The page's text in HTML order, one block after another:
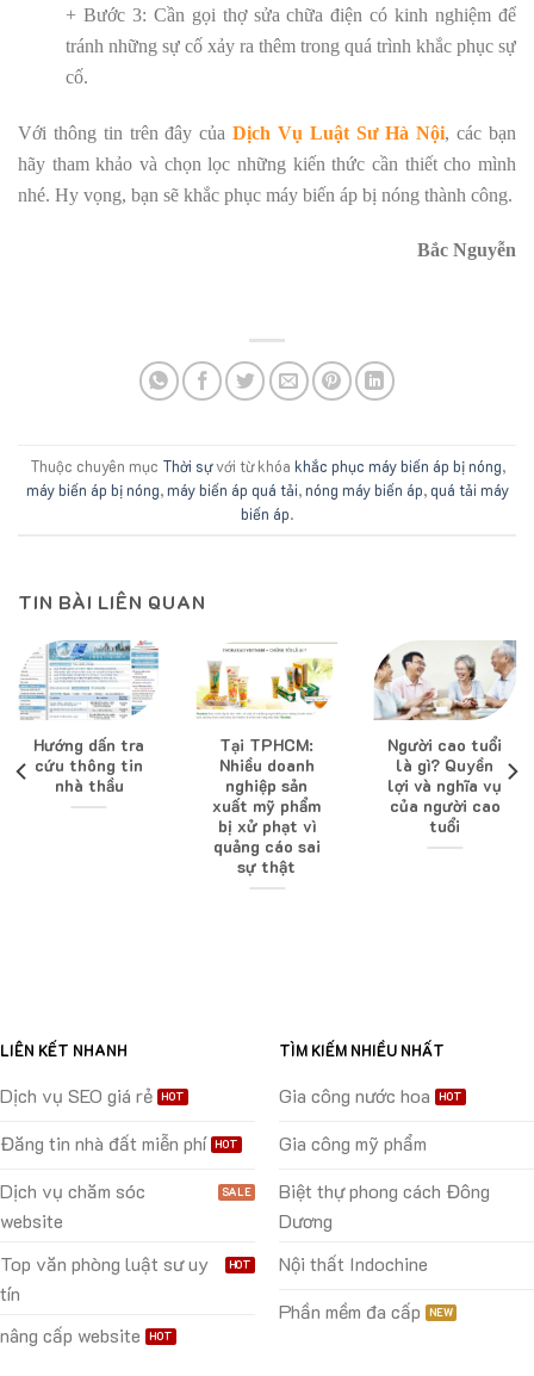
+ Bước 3: Cần gọi thợ sửa chữa điện có kinh nghiệm để
tránh những sự cố xảy ra thêm trong quá trình khắc phục sự
cố.
Với thông tin trên đây củaDịch Vụ Luật Sư Hà Nội, các bạn
hãy tham khảo và chọn lọc những kiến thức cần thiết cho mình
nhé. Hy vọng, bạn sẽ khắc phục máy biến áp bị nóng thành công.
Bắc Nguyễn
Thuộc chuyên mục Thời sựvới từ khóa khắc phục máy biến áp bị nóng,
máy biến áp bị nóng,máy biến áp quá tải,nóng máy biến áp,quá tải máy
biến áp.
TIN BÀI LIÊN QUAN
Hướng dấn tra
cứu thông tin
nhà thầu
Tại TPHCM:
Nhiều doanh
nghiệp sản
xuất mỹ phẩm
bị xử phạt vì
quảng cáo sai
sự thật
Người cao tuổi
là gì? Quyền
lợi và nghĩa vụ
của người cao
tuổi
LIÊN KẾT NHANH
Dịch vụ SEO giá rẻ
Đăng tin nhà đất miễn phí
Dịch vụ chăm sóc
website
Top văn phòng luật sư uy
tín
nâng cấp website
TÌM KIẾM NHIỀU NHẤT
Gia công nước hoa
Gia công mỹ phẩm
Biệt thự phong cách Đông
Dương
Nội thất Indochine
Phần mềm đa cấp